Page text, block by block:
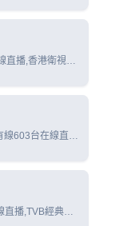
播,香港衛視在
603台在線直播,
直播,TVB經典在